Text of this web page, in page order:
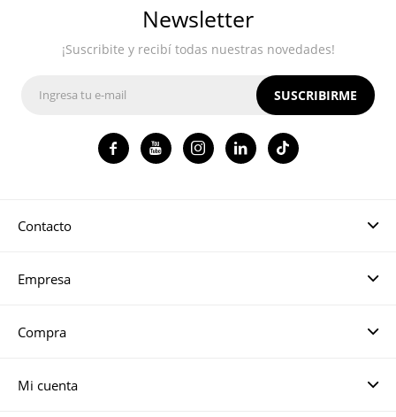
Contacto
Empresa
Compra
Mi cuenta
Newsletter
¡Suscribite y recibí todas nuestras novedades!
SUSCRIBIRME
   